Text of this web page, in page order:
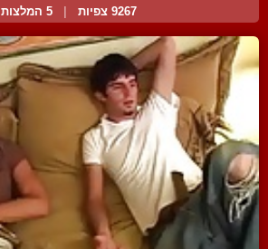
9267 צפיות 5 המלצות